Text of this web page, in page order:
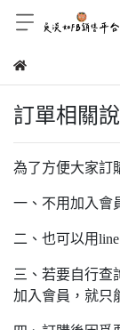
訂單相關
為了方便大家訂
一、不用加入會
二、也可以用
三、若要自行查
加入會員，就只